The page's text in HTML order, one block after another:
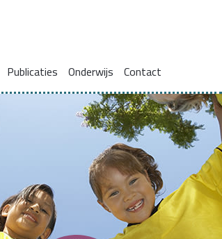
Publicaties Onderwijs
complexe problemen
Contact